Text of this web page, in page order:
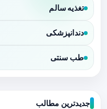
تغذیه سالم
دندانپزشکی
طب سنتی
جدیدترین مطالب